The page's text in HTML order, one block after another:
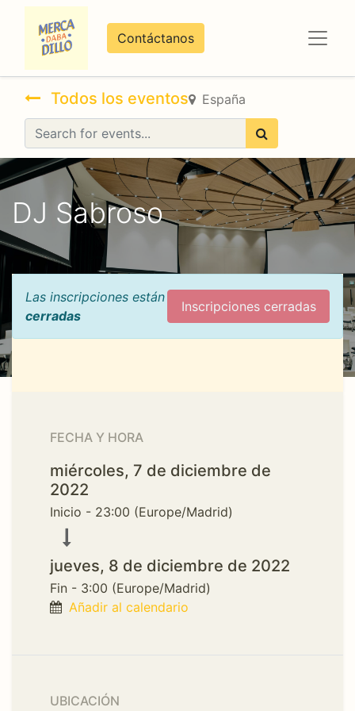
Contáctanos
Todos los eventos España
DJ Sabroso
Las inscripciones están
cerradas
Inscripciones cerradas
FECHA Y HORA
miércoles, 7 de diciembre de
2022
Inicio - 23:00 (Europe/Madrid)
jueves, 8 de diciembre de 2022
Fin - 3:00 (Europe/Madrid)
Añadir al calendario
UBICACIÓN